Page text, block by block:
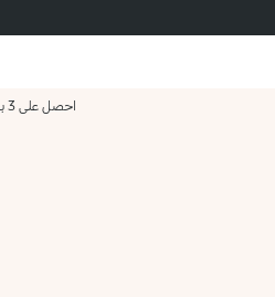
احصل على 3 بسعر 2